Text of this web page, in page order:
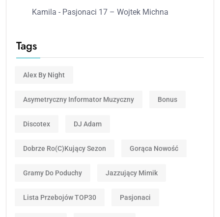
Kamila - Pasjonaci 17 – Wojtek Michna
Tags
Alex By Night
Asymetryczny Informator Muzyczny Bonus
Discotex DJ Adam
Dobrze Ro(c)kujący Sezon Gorąca Nowość
Gramy Do Poduchy Jazzujący Mimik
Lista Przebojów TOP30 Pasjonaci